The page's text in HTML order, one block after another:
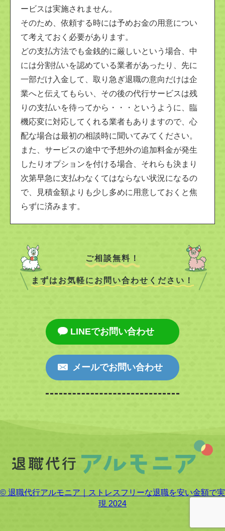
ービスは実施されません。
そのため、依頼する時には予めお金の用意につい
て考えておく必要があります。
どの支払方法でも金銭的に厳しいという場合、中
には分割払いを認めている業者があったり、先に
一部だけ入金して、取り急ぎ退職の意向だけは企
業へと伝えてもらい、その後の代行サービスは残
りの支払いを待ってから・・・というように、臨
機応変に対応してくれる業者もありますので、心
配な場合は最初の相談時に聞いてみてください。
また、サービスの途中で予想外の追加料金が発生
したりオプションを付ける場合、それらも決まり
次第早急に支払わなくてはならない状況になるの
で、見積金額よりも少し多めに用意しておくと焦
らずに済みます。
ご相談無料！
まずはお気軽にお問い合わせください！
LINEでお問い合わせ
メールでお問い合わせ
© 退職代行アルモニア｜ストレスフリーな退職を安い金額で実
現 2024